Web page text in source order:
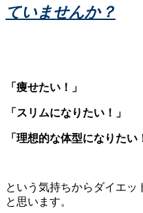
ていませんか？
「痩せたい！」
「スリムになりたい！」
「理想的な体型になりたい
という気持ちからダイエッ
と思います。